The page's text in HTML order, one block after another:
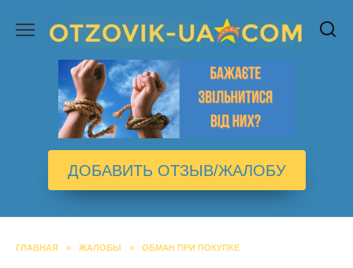
содержанию
ДОБАВИТЬ ОТЗЫВ/ЖАЛОБУ
ГЛАВНАЯ » ЖАЛОБЫ » ОБМАН ПРИ ПОКУПКЕ